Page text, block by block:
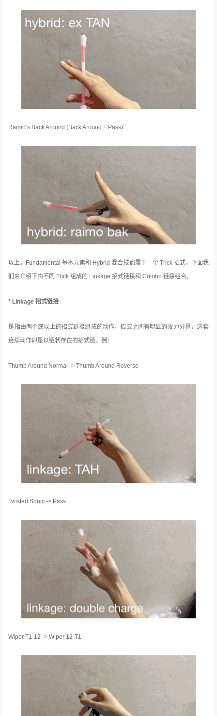
Raimo’s Back Around (Back Around + Pass)
以上，Fundamental 基本元素和 Hybrid 混合技都属于一个 Trick 招式，下面我
们来介绍下由不同 Trick 组成的 Linkage 招式链接和 Combo 链接组合。
* Linkage 招式链接
是指由两个或以上的招式链接组成的动作，招式之间有明显的发力分界，这套
连续动作即是以链状存在的招式链。例：
Thumb Around Normal -> Thumb Around Reverse
Twisted Sonic -> Pass
Wiper T1-12 -> Wiper 12-T1